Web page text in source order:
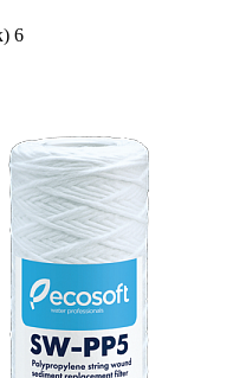
6